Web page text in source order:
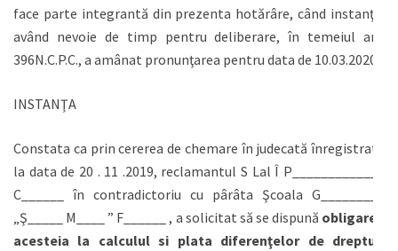
face parte integrantă din prezenta hotărâre, când instanţa,
având nevoie de timp pentru deliberare, în temeiul art.
396N.C.P.C., a amânat pronunţarea pentru data de 10.03.2020 .
INSTANŢA
Constata ca prin cererea de chemare în judecată înregistrată
la data de 20 . 11 .2019, reclamantul S Lal Î P_____________
C______ în contradictoriu cu pârâta Şcoala G_________
„Ş_____ M____ ” F______ , a solicitat să se dispună obligarea
acesteia la calculul si plata diferenţelor de drepturi